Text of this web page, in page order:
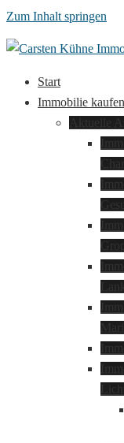
Zum Inhalt springen
Start
Immobilie kaufen
Aktuelle